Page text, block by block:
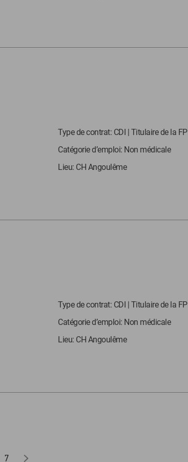
Type de contrat: CDI | Titulaire de la FP
Catégorie d’emploi: Non médicale
Lieu: CH Angoulême
Type de contrat: CDI | Titulaire de la FP
Catégorie d’emploi: Non médicale
Lieu: CH Angoulême
7